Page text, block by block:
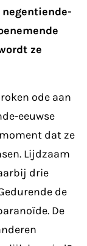
ze
ode aan
eeuwse
dat ze
Lijdzaam
drie
de
De